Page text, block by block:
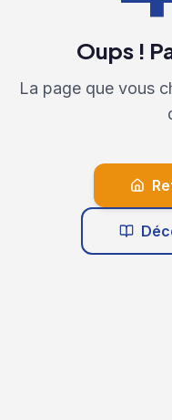
Oups !
La page que vous